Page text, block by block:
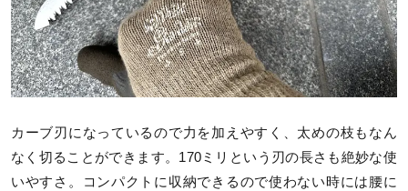
カーブ刃になっているので力を加えやすく、太めの枝もなん
なく切ることができます。170ミリという刃の長さも絶妙な使
いやすさ。コンパクトに収納できるので使わない時には腰に